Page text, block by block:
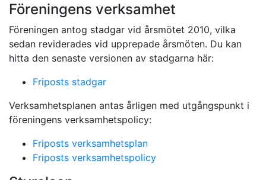
Föreningens verksamhet
Föreningen antog stadgar vid årsmötet 2010, vilka
sedan reviderades vid upprepade årsmöten. Du kan
hitta den senaste versionen av stadgarna här:
Friposts stadgar
Verksamhetsplanen antas årligen med utgångspunkt i
föreningens verksamhetspolicy:
Friposts verksamhetsplan
Friposts verksamhetspolicy